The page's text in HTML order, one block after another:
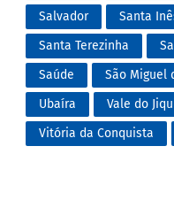
Salvador
Santa
Santa Terezinha
Saúde
São Miguel
Ubaíra
Vale do
Vitória da Conquista